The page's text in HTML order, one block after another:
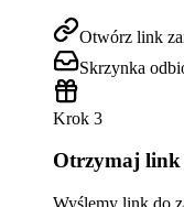
Otwórz link
Skrzynka
Krok 3
Otrzymaj